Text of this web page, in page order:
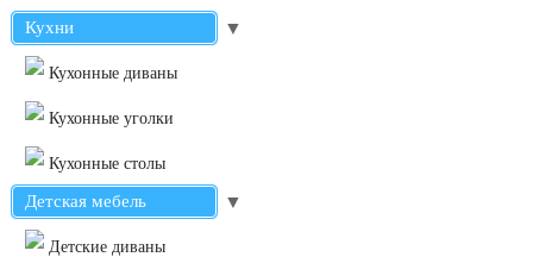
Кухни ▼
Кухонные диваны
Кухонные уголки
Кухонные столы
Детская мебель ▼
Детские диваны